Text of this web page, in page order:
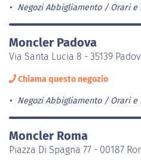
Negozi Abbigliamento Orari e
Moncler Padova
Via Santa Lucia 8 - 35139
Chiama questo negozio
Negozi Abbigliamento Orari e
Moncler Roma
Piazza Di Spagna 77 - 00187